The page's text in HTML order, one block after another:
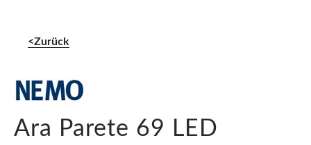
Zurück
Ara Parete 69 LED